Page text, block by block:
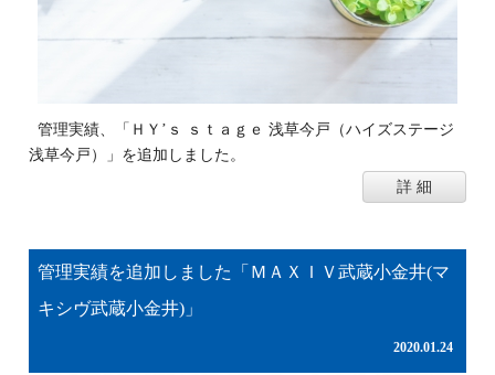
管理実績、「ＨＹ’ｓ ｓｔａｇｅ 浅草今戸（ハイズステージ
浅草今戸）」を追加しました。
詳 細
管理実績を追加しました「ＭＡＸＩＶ武蔵小金井(マ
キシヴ武蔵小金井)」
2020.01.24